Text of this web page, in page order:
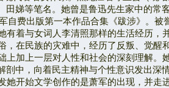
娣等笔名。她曾是鲁迅先生家中的常
费出版第一本作品合集《跋涉》。被
着与女词人李清照那样的生活经历，
在民族的灾难中，经历了反叛、觉醒
加上一层对人性和社会的深刻理解。
中，向着民主精神与个性意识发出深
开始文学创作的是萧军的出现，并走